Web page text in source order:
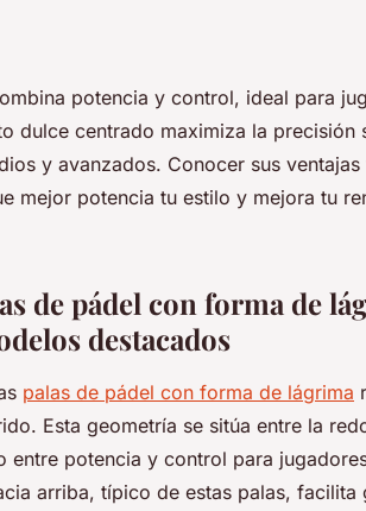
potencia y control, ideal para
dulce centrado maximiza la precisión
y avanzados. Conocer sus
mejor potencia tu estilo y mejora tu
de pádel con forma de
destacados
palas de pádel con forma de lágrima
Esta geometría se sitúa entre la
entre potencia y control para
arriba, típico de estas palas, facilita